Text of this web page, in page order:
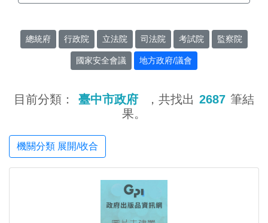
總統府 行政院 立法院 司法院 考試院 監察院
國家安全會議 地方政府/議會
目前分類： 臺中市政府 ，共找出 2687 筆結
果。
機關分類 展開/收合